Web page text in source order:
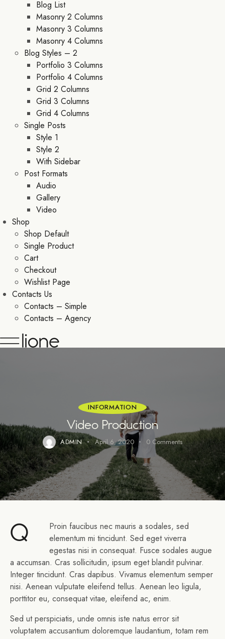
Blog List
Masonry 2 Columns
Masonry 3 Columns
Masonry 4 Columns
Blog Styles – 2
Portfolio 3 Columns
Portfolio 4 Columns
Grid 2 Columns
Grid 3 Columns
Grid 4 Columns
Single Posts
Style 1
Style 2
With Sidebar
Post Formats
Audio
Gallery
Video
Shop
Shop Default
Single Product
Cart
Checkout
Wishlist Page
Contacts Us
Contacts – Simple
Contacts – Agency
INFORMATION
Video Production
ADMIN April 6, 2020 0 Comments
Q
Proin faucibus nec mauris a sodales, sed
elementum mi tincidunt. Sed eget viverra
egestas nisi in consequat. Fusce sodales augue
a accumsan. Cras sollicitudin, ipsum eget blandit pulvinar.
Integer tincidunt. Cras dapibus. Vivamus elementum semper
nisi. Aenean vulputate eleifend tellus. Aenean leo ligula,
porttitor eu, consequat vitae, eleifend ac, enim.
Sed ut perspiciatis, unde omnis iste natus error sit
voluptatem accusantium doloremque laudantium, totam rem